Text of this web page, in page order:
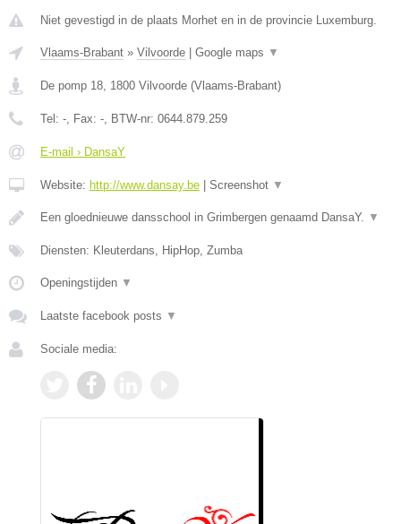
Niet gevestigd in de plaats Morhet en in de provincie Luxemburg.
Vlaams-Brabant » Vilvoorde | Google maps ▼
De pomp 18 1800 Vilvoorde (Vlaams-Brabant)
Tel: - , Fax: - , BTW-nr: 0644.879.259
E-mail › DansaY
Website: http://www.dansay.be | Screenshot ▼
Een gloednieuwe dansschool in Grimbergen genaamd DansaY. ▼
Diensten: Kleuterdans, HipHop, Zumba
Openingstijden ▼
Laatste facebook posts ▼
Sociale media: